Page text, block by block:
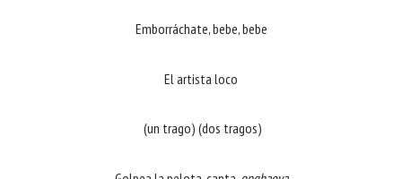
Emborráchate, bebe, bebe
El artista loco
(un trago) (dos tragos)